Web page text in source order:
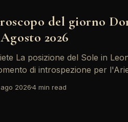
del giorno
2026
in Leone indica un
di introspezione per
desideri, soprattutto in ambito
20264 min read